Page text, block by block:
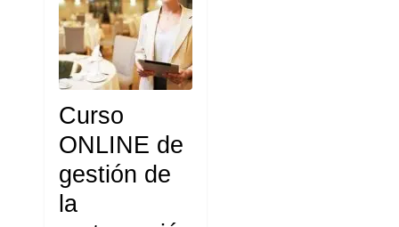
Curso
ONLINE de
gestión de
la